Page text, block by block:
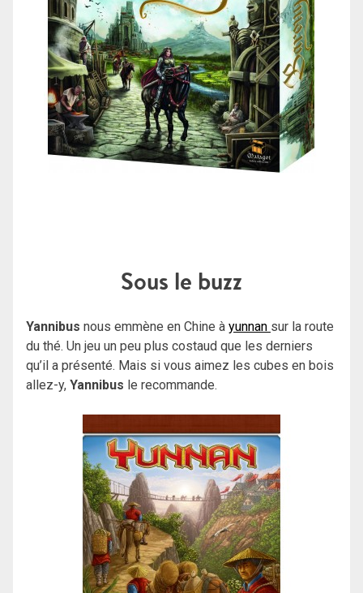
Sous le buzz
Yannibus nous emmène en Chine à yunnan sur la route
du thé. Un jeu un peu plus costaud que les derniers
qu’il a présenté. Mais si vous aimez les cubes en bois
allez-y, Yannibus le recommande.